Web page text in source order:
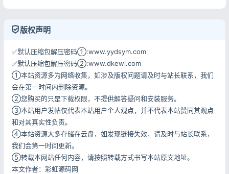
版权声明
✅默认压缩包解压密码①:www.yydsym.com
✅默认压缩包解压密码②:www.dkewl.com
①本站资源多为网络收集，如涉及版权问题请及时与站长联系，我们
会在第一时间内删除资源。
②您购买的只是下载权限，不提供解答疑问和安装服务。
③本站用户发帖仅代表本站用户个人观点，并不代表本站赞同其观点
和对其真实性负责。
④本站资源大多存储在云盘，如发现链接失效，请及时与站长联系，
我们会第一时间更新。
⑤转载本网站任何内容，请按照转载方式书写本站原文地址。
本文作者：彩虹源码网